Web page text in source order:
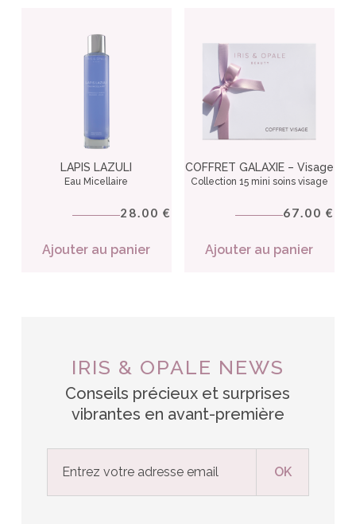
LAPIS LAZULI
Eau Micellaire
28.00 €
Ajouter au panier
COFFRET GALAXIE – Visage
Collection 15 mini soins visage
67.00 €
Ajouter au panier
IRIS & OPALE NEWS
Conseils précieux et surprises
vibrantes en avant-première